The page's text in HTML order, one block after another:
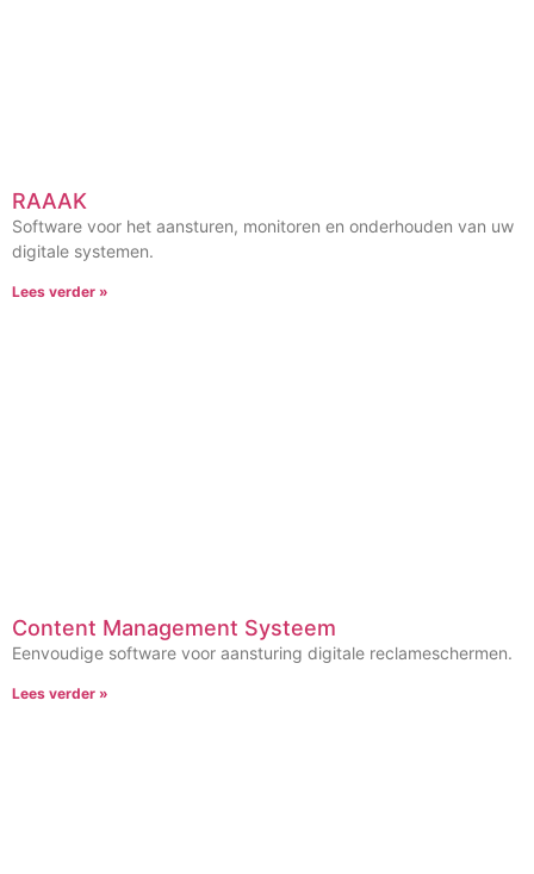
RAAAK
Software voor het aansturen, monitoren en onderhouden van uw
digitale systemen.
Lees verder »
Content Management Systeem
Eenvoudige software voor aansturing digitale reclameschermen.
Lees verder »